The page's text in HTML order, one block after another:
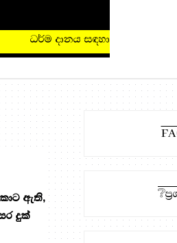
ධර්ම දානය සඳහා, මෙතැන ඔබන්න!
ඇති,
දුක්